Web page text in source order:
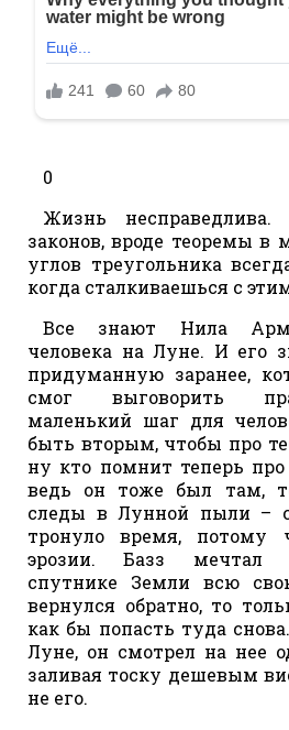
0
Жизнь
законов, вроде теоремы в
углов треугольника
когда сталкиваешься с
Все знают Нила
человека на Луне. И его
придуманную заранее,
смог выговорить
маленький шаг для
быть вторым, чтобы про
ну кто помнит теперь
ведь он тоже был там,
следы в Лунной пыли –
тронуло время,
эрозии. Базз мечтал
спутнике Земли всю
вернулся обратно, то
как бы попасть туда
Луне, он смотрел на нее
заливая тоску дешевым
не его.